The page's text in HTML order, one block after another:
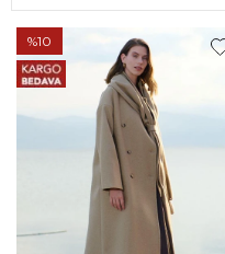
%10